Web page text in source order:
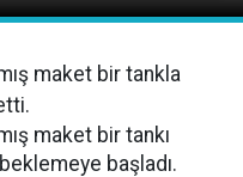
maket bir tankla
maket bir tankı
başladı.